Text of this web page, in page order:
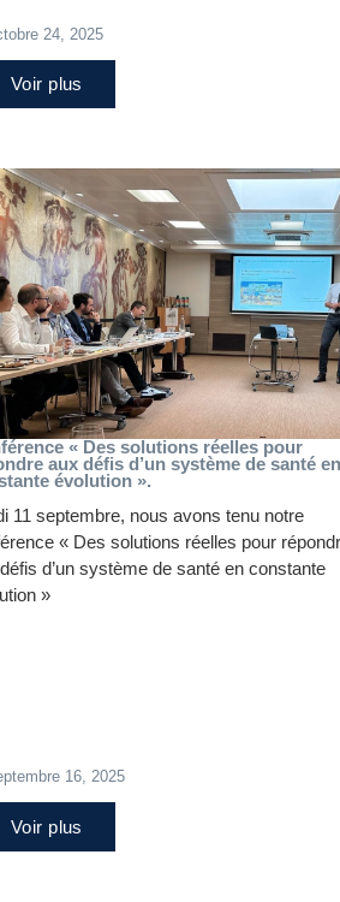
24, 2025
Voir plus
« Des solutions réelles pour
aux défis d’un système de santé en
évolution ».
11 septembre, nous avons tenu notre
« Des solutions réelles pour
d’un système de santé en constante
»
16, 2025
Voir plus